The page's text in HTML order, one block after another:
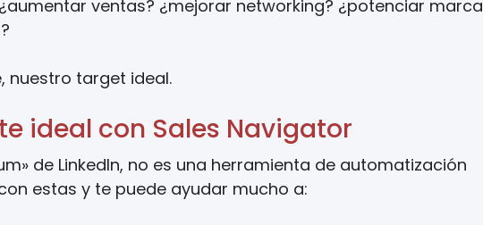
¿aumentar ventas? ¿mejorar networking? ¿potenciar marca
nuestro target ideal.
ideal con Sales Navigator
de LinkedIn, no es una herramienta de automatización
estas y te puede ayudar mucho a: